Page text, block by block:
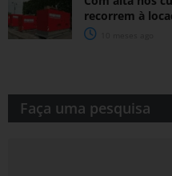
recorrem à
Faça uma pesquisa​​